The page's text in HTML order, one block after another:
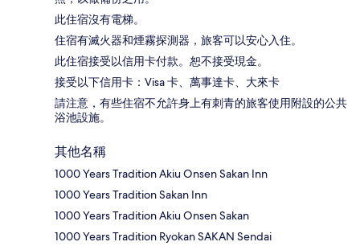
此住宿沒有電梯。
住宿有滅火器和煙霧探測器，旅客可以安心入住。
此住宿接受以信用卡付款。恕不接受現金。
接受以下信用卡：Visa 卡、萬事達卡、大來卡
請注意，有些住宿不允許身上有刺青的旅客使用附設的公共
浴池設施。
其他名稱
1000 Years Tradition Akiu Onsen Sakan Inn
1000 Years Tradition Sakan Inn
1000 Years Tradition Akiu Onsen Sakan
1000 Years Tradition Ryokan SAKAN Sendai